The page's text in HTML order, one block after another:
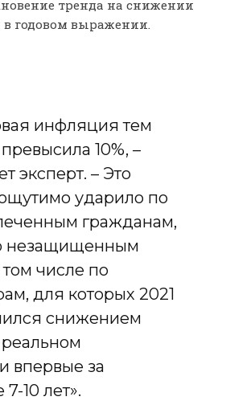
тренда на снижении
годовом выражении.
инфляция тем
10%, –
эксперт. – Это
ударило по
гражданам,
незащищенным
числе по
для которых 2021
снижением
впервые за
10 лет».